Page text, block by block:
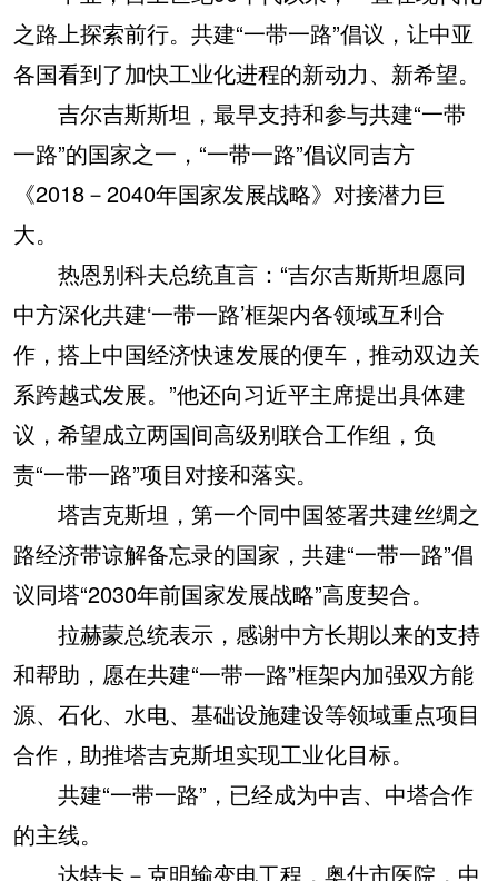
之路上探索前行。共建“一带一路”倡议，让中亚
各国看到了加快工业化进程的新动力、新希望。
吉尔吉斯斯坦，最早支持和参与共建“一带
一路”的国家之一，“一带一路”倡议同吉方
《2018－2040年国家发展战略》对接潜力巨
大。
热恩别科夫总统直言：“吉尔吉斯斯坦愿同
中方深化共建‘一带一路’框架内各领域互利合
作，搭上中国经济快速发展的便车，推动双边关
系跨越式发展。”他还向习近平主席提出具体建
议，希望成立两国间高级别联合工作组，负
责“一带一路”项目对接和落实。
塔吉克斯坦，第一个同中国签署共建丝绸之
路经济带谅解备忘录的国家，共建“一带一路”倡
议同塔“2030年前国家发展战略”高度契合。
拉赫蒙总统表示，感谢中方长期以来的支持
和帮助，愿在共建“一带一路”框架内加强双方能
源、石化、水电、基础设施建设等领域重点项目
合作，助推塔吉克斯坦实现工业化目标。
共建“一带一路”，已经成为中吉、中塔合作
的主线。
达特卡－克明输变电工程，奥什市医院，中